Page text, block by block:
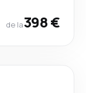
de la398 €